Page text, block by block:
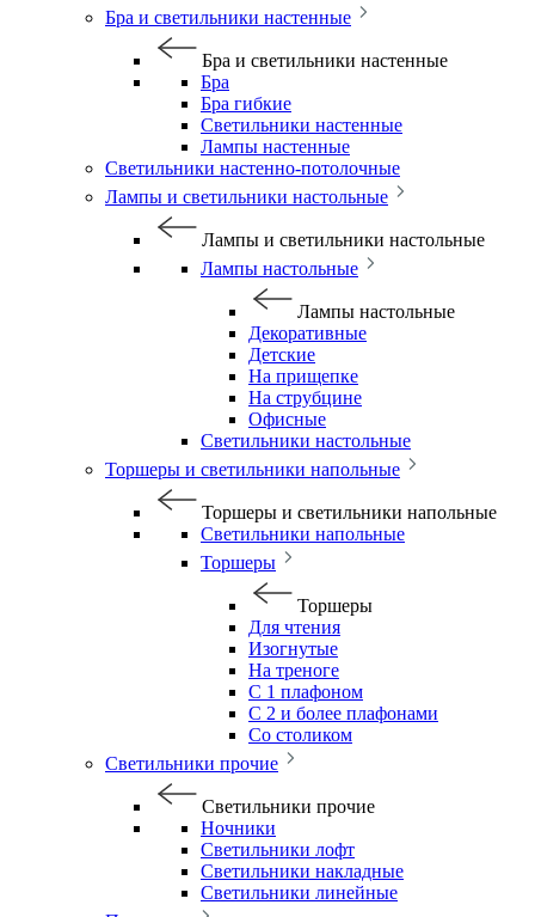
Бра и светильники настенные
Бра и светильники настенные
Бра
Бра гибкие
Светильники настенные
Лампы настенные
Светильники настенно-потолочные
Лампы и светильники настольные
Лампы и светильники настольные
Лампы настольные
Лампы настольные
Декоративные
Детские
На прищепке
На струбцине
Офисные
Светильники настольные
Торшеры и светильники напольные
Торшеры и светильники напольные
Светильники напольные
Торшеры
Торшеры
Для чтения
Изогнутые
На треноге
С 1 плафоном
С 2 и более плафонами
Со столиком
Светильники прочие
Светильники прочие
Ночники
Светильники лофт
Светильники накладные
Светильники линейные